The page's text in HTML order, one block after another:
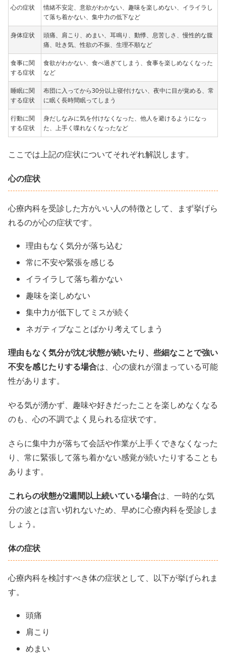
心の症状
情緒不安定、意欲がわかない、趣味を楽しめない、イライラし
て落ち着かない、集中力の低下など
身体症状
頭痛、肩こり、めまい、耳鳴り、動悸、息苦しさ、慢性的な腹
痛、吐き気、性欲の不振、生理不順など
食事に関
する症状
食欲がわかない、食べ過ぎてしまう、食事を楽しめなくなった
など
睡眠に関
する症状
布団に入ってから30分以上寝付けない、夜中に目が覚める、常
に眠く長時間眠ってしまう
行動に関
する症状
身だしなみに気を付けなくなった、他人を避けるようになっ
た、上手く喋れなくなったなど
ここでは上記の症状についてそれぞれ解説します。
心の症状
心療内科を受診した方がいい人の特徴として、まず挙げら
れるのが心の症状です。
理由もなく気分が落ち込む
常に不安や緊張を感じる
イライラして落ち着かない
趣味を楽しめない
集中力が低下してミスが続く
ネガティブなことばかり考えてしまう
理由もなく気分が沈む状態が続いたり、些細なことで強い
不安を感じたりする場合は、心の疲れが溜まっている可能
性があります。
やる気が湧かず、趣味や好きだったことを楽しめなくなる
のも、心の不調でよく見られる症状です。
さらに集中力が落ちて会話や作業が上手くできなくなった
り、常に緊張して落ち着かない感覚が続いたりすることも
あります。
これらの状態が2週間以上続いている場合は、一時的な気
分の波とは言い切れないため、早めに心療内科を受診しま
しょう。
体の症状
心療内科を検討すべき体の症状として、以下が挙げられま
す。
頭痛
肩こり
めまい